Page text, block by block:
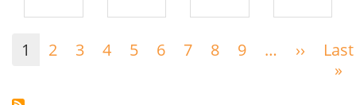
1 2 3 4 5 6 7 8 9 … ››
página
Last
»